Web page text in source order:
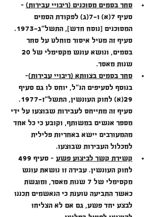
סחר בסמים מסוכנים (ריבויי עבירות) –
סעיף 7(א) ו-7(ג) לפקודת הסמים
המסוכנים [נוסח חדש], התשל"ג-1973.
סעיף זה מטיל איסור מוחלט על סחר
שנות מאסר.
סחר בסמים בצוותא (ריבויי עבירות)–
בנוסף לסעיפים הנ"ל, יוחס לו גם סעיף
29(א) לחוק העונשין, התשל"ז-1977.
סעיף זה מתייחס לעבירות שבוצעו על ידי
מספר אנשים במשותף, וקובע כי כל אחד
מהמעורבים יישא באחריות פלילית
למכלול העבירות שבוצעו.
קשירת קשר לביצוע פשע
לחוק העונשין. עבירה זו נושאת עונש
מקסימלי של 7 שנות מאסר, ומוגשת
כאשר התביעה טוענת כי הנאשמים תכננו
לבצע יחד פשע, גם אם לא הצליחו